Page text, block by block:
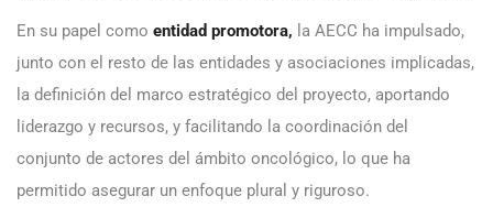
En su papel como entidad promotora, la AECC ha impulsado,
junto con el resto de las entidades y asociaciones implicadas,
la definición del marco estratégico del proyecto, aportando
liderazgo y recursos, y facilitando la coordinación del
conjunto de actores del ámbito oncológico, lo que ha
permitido asegurar un enfoque plural y riguroso.